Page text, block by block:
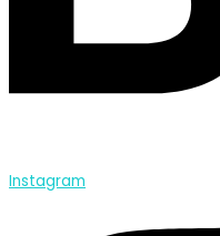
Instagram